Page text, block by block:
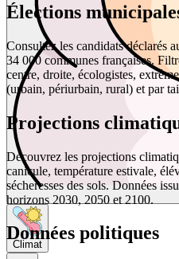
Climat
Élections
Consultez les candidats déclarés
34 000 communes françaises.
centre, droite, écologistes,
(urbain, périurbain, rural) et par
Projections
Découvrez les projections
canicule, température estivale,
sécheresses des sols. Données
horizons 2030, 2050 et 2100.
Données politiques